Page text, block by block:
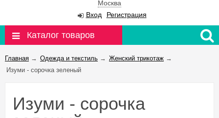
Москва
Вход
Регистрация
Каталог товаров
Главная → Одежда и текстиль → Женский трикотаж →
Изуми - сорочка зеленый
Изуми - сорочка